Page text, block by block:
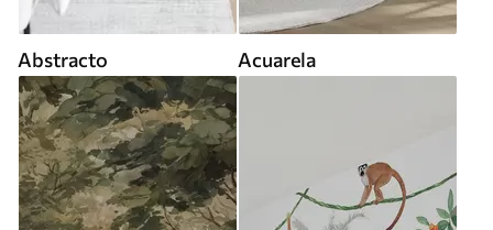
Abstracto Acuarela